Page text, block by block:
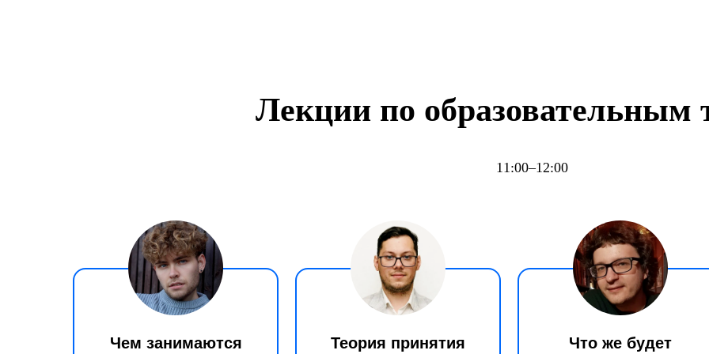
Лекции по образовательным
11:00–12:00
Что же будет
Теория принятия
Чем занимаются